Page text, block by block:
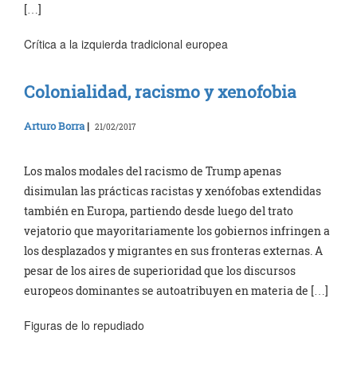
[…]
Crítica a la izquierda tradicional europea
Colonialidad, racismo y xenofobia
Arturo Borra| 21/02/2017
Los malos modales del racismo de Trump apenas
disimulan las prácticas racistas y xenófobas extendidas
también en Europa, partiendo desde luego del trato
vejatorio que mayoritariamente los gobiernos infringen a
los desplazados y migrantes en sus fronteras externas. A
pesar de los aires de superioridad que los discursos
europeos dominantes se autoatribuyen en materia de […]
Figuras de lo repudiado